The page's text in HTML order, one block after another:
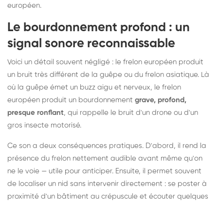
européen.
Le bourdonnement profond : un
signal sonore reconnaissable
Voici un détail souvent négligé : le frelon européen produit
un bruit très différent de la guêpe ou du frelon asiatique. Là
où la guêpe émet un buzz aigu et nerveux, le frelon
européen produit un bourdonnement grave, profond,
presque ronflant, qui rappelle le bruit d'un drone ou d'un
gros insecte motorisé.
Ce son a deux conséquences pratiques. D'abord, il rend la
présence du frelon nettement audible avant même qu'on
ne le voie — utile pour anticiper. Ensuite, il permet souvent
de localiser un nid sans intervenir directement : se poster à
proximité d'un bâtiment au crépuscule et écouter quelques